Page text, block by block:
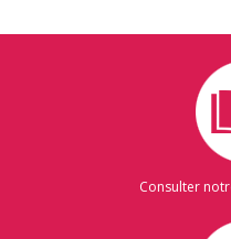
Consulter